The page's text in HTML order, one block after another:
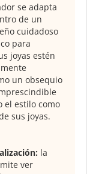
se adapta
de un
cuidadoso
para
joyas estén
un obsequio
el estilo como
sus joyas.
la
ver